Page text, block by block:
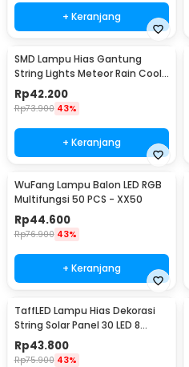
+ Keranjang
SMD Lampu Hias Gantung
String Lights Meteor Rain Cool
White 30cm 8 PCS
Rp42.200
Rp73.900 43%
+ Keranjang
WuFang Lampu Balon LED RGB
Multifungsi 50 PCS - XX50
Rp44.600
Rp76.900 43%
+ Keranjang
TaffLED Lampu Hias Dekorasi
String Solar Panel 30 LED 8
Mode 6.5M - 896
Rp43.800
Rp75.900 43%